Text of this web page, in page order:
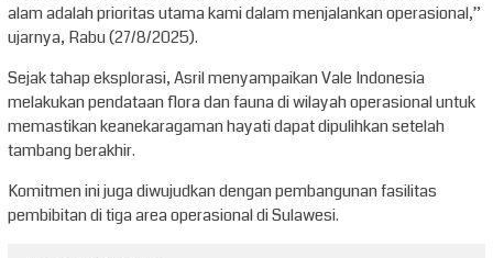
alam adalah prioritas utama kami dalam menjalankan operasional,”
ujarnya, Rabu (27/8/2025).
Sejak tahap eksplorasi, Asril menyampaikan Vale Indonesia
melakukan pendataan flora dan fauna di wilayah operasional untuk
memastikan keanekaragaman hayati dapat dipulihkan setelah
tambang berakhir.
Komitmen ini juga diwujudkan dengan pembangunan fasilitas
pembibitan di tiga area operasional di Sulawesi.